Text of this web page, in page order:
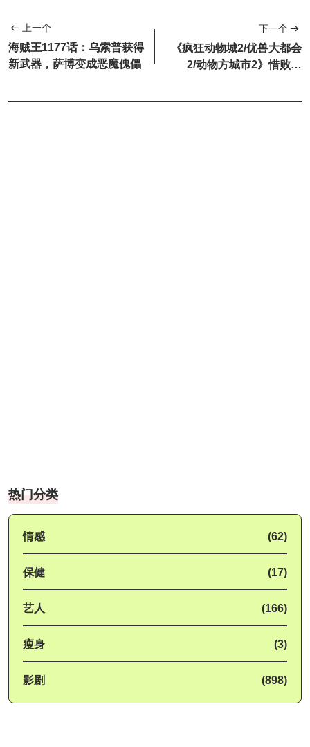
上一个
海贼王1177话：乌索普获得
新武器，萨博变成恶魔傀儡
下一个
《疯狂动物城2/优兽大都会
2/动物方城市2》惜败！
热门分类
情感 (62)
保健 (17)
艺人 (166)
瘦身 (3)
影剧 (898)